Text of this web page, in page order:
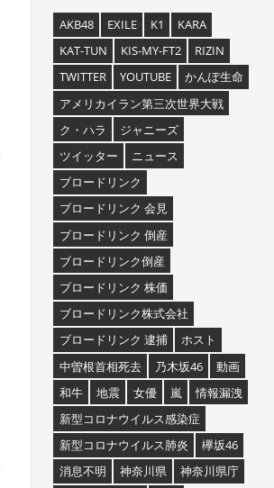
AKB48 EXILE K1
KARA
KAT-TUN
KIS-MY-FT2
RIZIN
TWITTER
YOUTUBE
かんぽ生命
アメリカイラン第三次世界大戦
ク・ハラ
ジャニーズ
ツイッター
ニュース
ブロードリンク
ブロードリンク 会見
ブロードリンク 倒産
ブロードリンク倒産
ブロードリンク 株価
ブロードリンク株式会社
ブロードリンク 逮捕
ホスト
中曽根首相死去
乃木坂46
動画
和牛
地震 女優 嵐
情報漏洩
新型コロナウイルス感染症
新型コロナウイルス肺炎
欅坂46
消息不明
神奈川県
神奈川県庁